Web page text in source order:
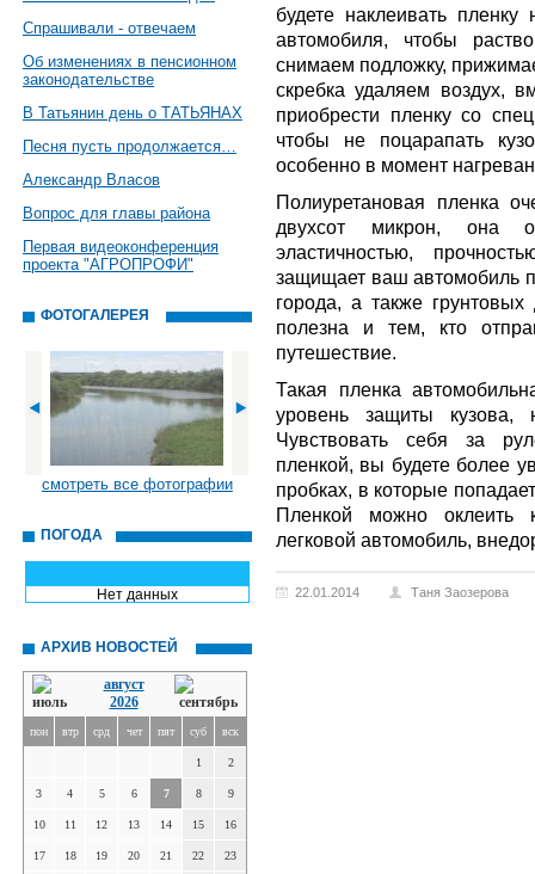
Спрашивали - отвечаем
Об изменениях в пенсионном
законодательстве
В Татьянин день о ТАТЬЯНАХ
Песня пусть продолжается…
Александр Власов
Вопрос для главы района
Первая видеоконференция
проекта "АГРОПРОФИ"
ФОТОГАЛЕРЕЯ
смотреть все фотографии
ПОГОДА
Нет данных
АРХИВ НОВОСТЕЙ
август
2026
пон втр срд чет пят суб вск
1 2
3 4 5 6 7 8 9
10 11 12 13 14 15 16
17 18 19 20 21 22 23
будете наклеивать
автомобиля, чтобы
снимаем подложку,
скребка удаляем воздух,
приобрести пленку со
чтобы не поцарапать
особенно в момент
Полиуретановая пленка
двухсот микрон, она
эластичностью,
защищает ваш автомобиль
города, а также
полезна и тем, кто
путешествие.
Такая пленка
уровень защиты
Чувствовать себя за
пленкой, вы будете более
пробках, в которые
Пленкой можно оклеить
легковой автомобиль,
22.01.2014 Таня Заозерова